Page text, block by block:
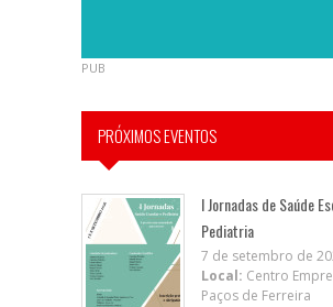
PUB
PRÓXIMOS EVENTOS
I Jornadas de Saúde
Pediatria
7 de setembro de
Local: Centro
Paços de Ferreira